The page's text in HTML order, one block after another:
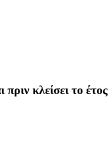
κλείσει το έτος